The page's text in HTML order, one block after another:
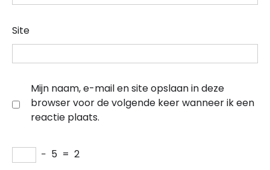
Site
Mijn naam, e-mail en site opslaan in deze
browser voor de volgende keer wanneer ik een
reactie plaats.
− 5 = 2